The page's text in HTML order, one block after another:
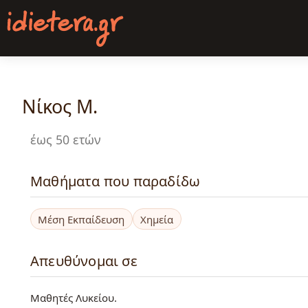
Παράκαμψη
προς
κυρίως
Νίκος Μ.
έως 50 ετών
Μαθήματα που παραδίδω
Μέση Εκπαίδευση Χημεία
Απευθύνομαι σε
Μαθητές Λυκείου